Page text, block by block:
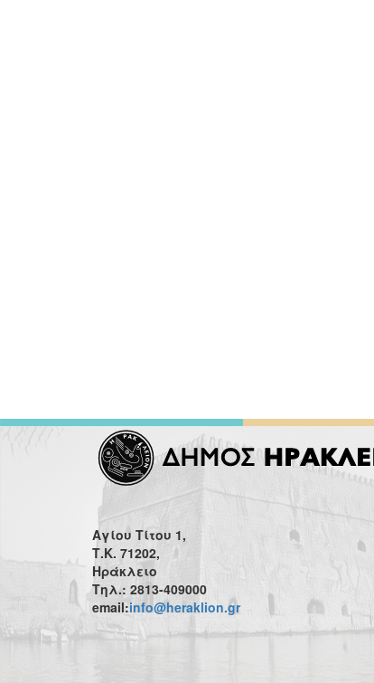
Αγίου Τίτου 1,
Τ.Κ. 71202,
Ηράκλειο
Τηλ.: 2813-409000
email:info@heraklion.gr